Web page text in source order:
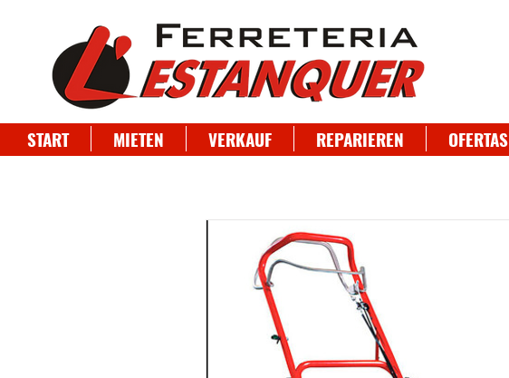
START MIETEN VERKAUF REPARIEREN OFERTAS